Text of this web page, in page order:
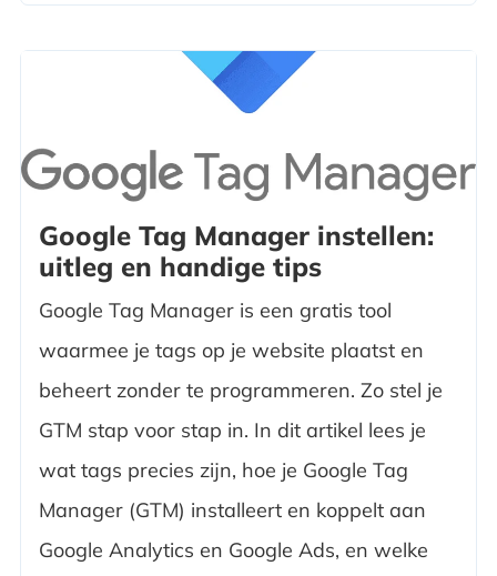
Google Tag Manager instellen:
uitleg en handige tips
Google Tag Manager is een gratis tool
waarmee je tags op je website plaatst en
beheert zonder te programmeren. Zo stel je
GTM stap voor stap in. In dit artikel lees je
wat tags precies zijn, hoe je Google Tag
Manager (GTM) installeert en koppelt aan
Google Analytics en Google Ads, en welke